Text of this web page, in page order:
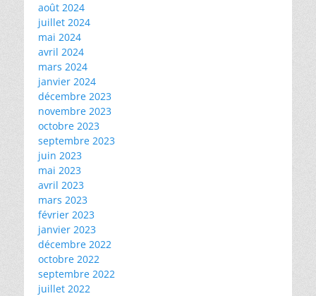
août 2024
juillet 2024
mai 2024
avril 2024
mars 2024
janvier 2024
décembre 2023
novembre 2023
octobre 2023
septembre 2023
juin 2023
mai 2023
avril 2023
mars 2023
février 2023
janvier 2023
décembre 2022
octobre 2022
septembre 2022
juillet 2022